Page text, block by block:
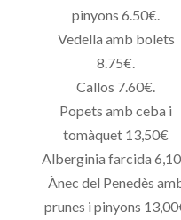
pinyons 6.50€.
Vedella amb bolets
8.75€.
Callos 7.60€.
Popets amb ceba i
tomàquet 13,50€
Alberginia farcida
Ànec del Penedès
prunes i pinyons